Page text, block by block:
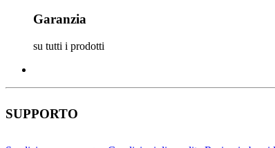
Garanzia
su tutti i prodotti
SUPPORTO